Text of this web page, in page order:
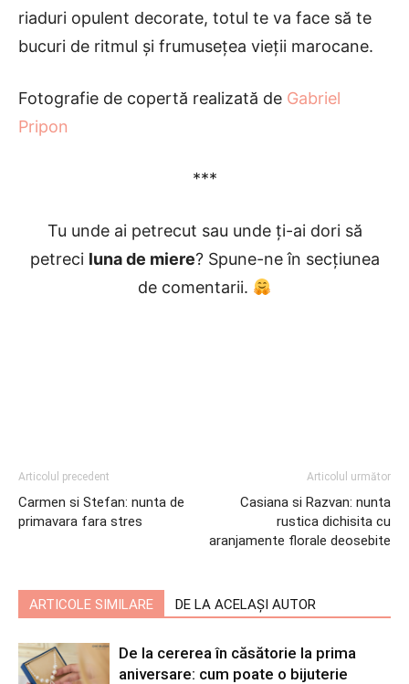
riaduri opulent decorate, totul te va face să te
bucuri de ritmul și frumusețea vieții marocane.
Fotografie de copertă realizată de Gabriel
Pripon
***
Tu unde ai petrecut sau unde ți-ai dori să
petreci luna de miere? Spune-ne în secțiunea
de comentarii.
Articolul precedent
Carmen si Stefan: nunta de
primavara fara stres
Articolul următor
Casiana si Razvan: nunta
rustica dichisita cu
aranjamente florale deosebite
ARTICOLE SIMILARE DE LA ACELAȘI AUTOR
De la cererea în căsătorie la prima
aniversare: cum poate o bijuterie